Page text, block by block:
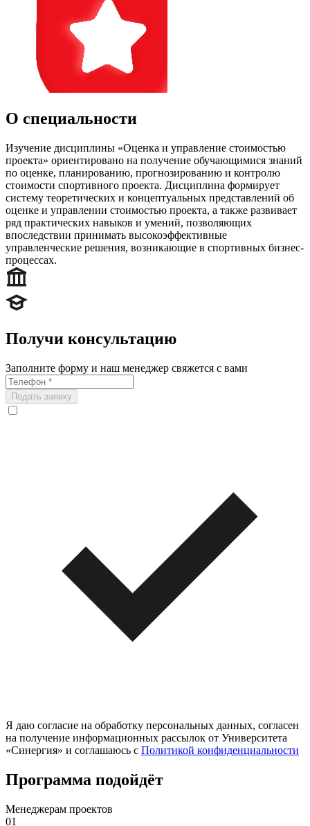
О специальности
Изучение дисциплины «Оценка и управление стоимостью
проекта» ориентировано на получение обучающимися знаний
по оценке, планированию, прогнозированию и контролю
стоимости спортивного проекта. Дисциплина формирует
систему теоретических и концептуальных представлений об
оценке и управлении стоимостью проекта, а также развивает
ряд практических навыков и умений, позволяющих
впоследствии принимать высокоэффективные
управленческие решения, возникающие в спортивных бизнес-
процессах.
Получи консультацию
Заполните форму и наш менеджер свяжется с вами
Подать заявку
Я даю согласие на обработку персональных данных, согласен
на получение информационных рассылок от Университета
«Синергия» и соглашаюсь c Политикой конфиденциальности
Программа подойдёт
Менеджерам проектов
01